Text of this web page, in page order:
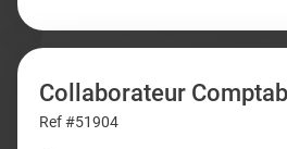
Collaborateur
Ref #51904